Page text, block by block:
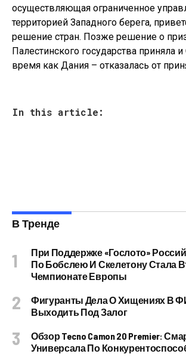
осуществляющая ограниченное
территорией Западного берега,
решение стран. Позже решение о
Палестинского государства приняла
время как Дания – отказалась от
In this article:
В Тренде
При Поддержке «Гослото»
По Бобслею И Скелетону Стала
Чемпионате Европы
Фигуранты Дела О Хищениях В
Выходить Под Залог
Обзор Tecno Camon 20 Premier:
Универсала По